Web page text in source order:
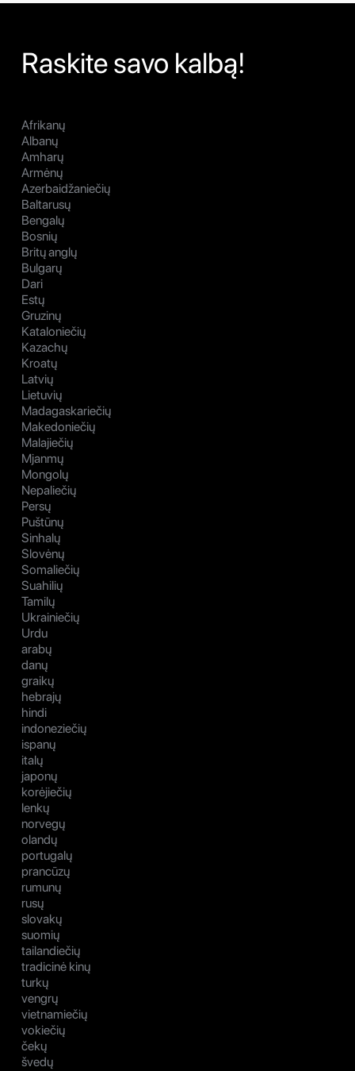
Raskite savo kalbą!
Afrikanų
Albanų
Amharų
Armėnų
Azerbaidžaniečių
Baltarusų
Bengalų
Bosnių
Britų anglų
Bulgarų
Dari
Estų
Gruzinų
Kataloniečių
Kazachų
Kroatų
Latvių
Lietuvių
Madagaskariečių
Makedoniečių
Malajiečių
Mjanmų
Mongolų
Nepaliečių
Persų
Puštūnų
Sinhalų
Slovėnų
Somaliečių
Suahilių
Tamilų
Ukrainiečių
Urdu
arabų
danų
graikų
hebrajų
hindi
indoneziečių
ispanų
italų
japonų
korėjiečių
lenkų
norvegų
olandų
portugalų
prancūzų
rumunų
rusų
slovakų
suomių
tailandiečių
tradicinė kinų
turkų
vengrų
vietnamiečių
vokiečių
čekų
švedų